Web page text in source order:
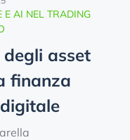
E AI NEL TRADING
asset
finanza